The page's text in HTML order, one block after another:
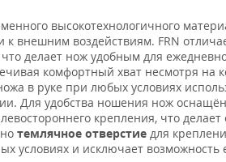
высокотехнологичного
к внешним воздействиям. FRN
делает нож удобным для
комфортный хват несмотря
в руке при любых условиях
Для удобства ношения нож оснащён
крепления, что
темлячное отверстие для
условиях и исключает возможность